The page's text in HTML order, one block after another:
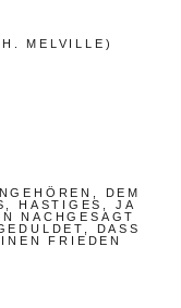
MELVILLE)
DEM
HASTIGES, JA
NACHGESAGT
DASS
FRIEDEN